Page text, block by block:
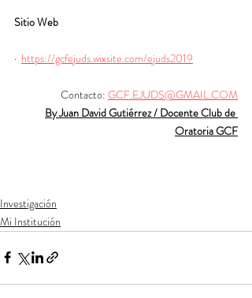
Sitio Web
· https://gcfejuds.wixsite.com/ejuds2019
Contacto: GCF.EJUDS@GMAIL.COM
By Juan David Gutiérrez / Docente Club de
Oratoria GCF
Investigación
Mi Institución